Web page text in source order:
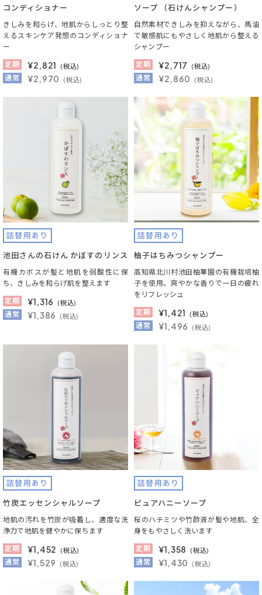
コンディショナー
きしみを和らげ、地肌からしっとり整
えるスキンケア発想のコンディショナ
ー
定期
¥2,821 (税込)
通常 ¥2,970 (税込)
ソープ （石けんシャンプー）
自然素材できしみを抑えながら、馬油
で敏感肌にもやさしく地肌から整える
シャンプー
定期
¥2,717 (税込)
通常 ¥2,860 (税込)
詰替用あり
池田さんの石けん かぼすのリンス
有機カボスが髪と地肌を弱酸性に保
ち、きしみを和らげ肌を整えます
定期
¥1,316 (税込)
通常 ¥1,386 (税込)
詰替用あり
柚子はちみつシャンプー
高知県北川村池田柚華園の有機栽培柚
子を使用。爽やかな香りで一日の疲れ
をリフレッシュ
定期
¥1,421 (税込)
通常 ¥1,496 (税込)
詰替用あり
竹炭エッセンシャルソープ
地肌の汚れを竹炭が吸着し、適度な洗
浄力で地肌を健やかに保ちます
定期
¥1,452 (税込)
通常 ¥1,529 (税込)
詰替用あり
ピュアハニーソープ
桜のハチミツや竹酢液が髪や地肌、全
身をもやさしく洗います
定期
¥1,358 (税込)
通常 ¥1,430 (税込)